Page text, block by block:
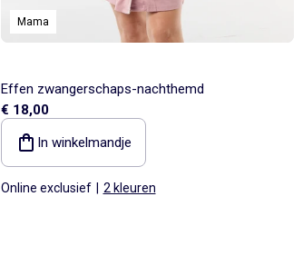
Mama
Effen zwangerschaps-nachthemd
€ 18,00
In winkelmandje
Online exclusief 2 kleuren